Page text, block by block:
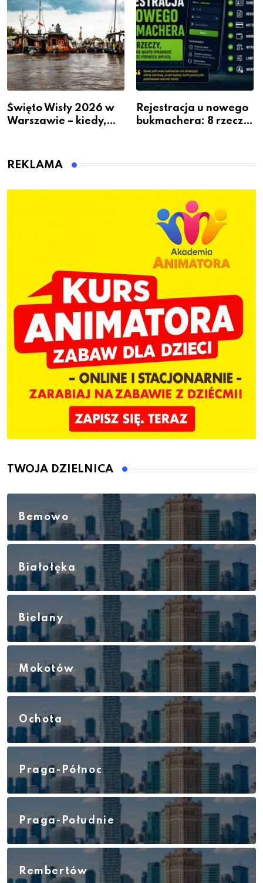
Święto Wisły 2026 w
Warszawie – kiedy,
Rejestracja u nowego
bukmachera: 8 rzeczy,
REKLAMA
TWOJA DZIELNICA
Bemowo
Białołęka
Bielany
Mokotów
Ochota
Praga-Północ
Praga-Południe
Rembertów